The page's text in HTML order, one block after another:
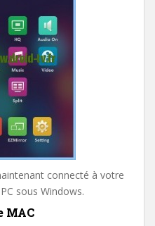
connecté à votre
sous Windows.
MAC